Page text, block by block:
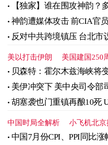
【独家】谁在围攻神韵？
神韵遭媒体攻击 前CIA官
反对中共跨境镇压 台北市
美以打击伊朗 美国建国250
贝森特：霍尔木兹海峡将
美伊冲突下 美中央司令部
胡塞袭也门重镇再酿10死
中国时局全解析 小飞机北京
中国7月份CPI、PPI同比涨